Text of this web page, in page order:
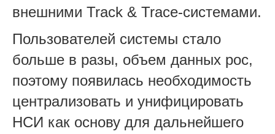
внешними Track & Trace-системами.
Пользователей системы стало
больше в разы, объем данных рос,
поэтому появилась необходимость
централизовать и унифицировать
НСИ как основу для дальнейшего